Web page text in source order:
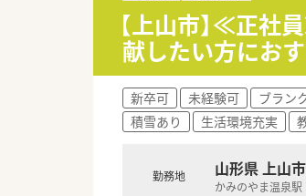
【上山市】≪正社
献したい方にお
新卒可 未経験可 ブラン
積雪あり
生活環境充実
勤務地 山形県 上山市
かみのやま温泉駅